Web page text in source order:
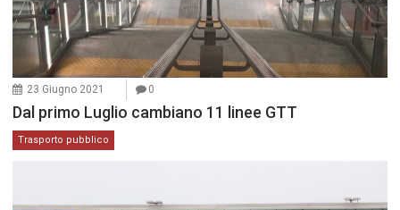
23 Giugno 2021 0
Dal primo Luglio cambiano 11 linee GTT
Trasporto pubblico